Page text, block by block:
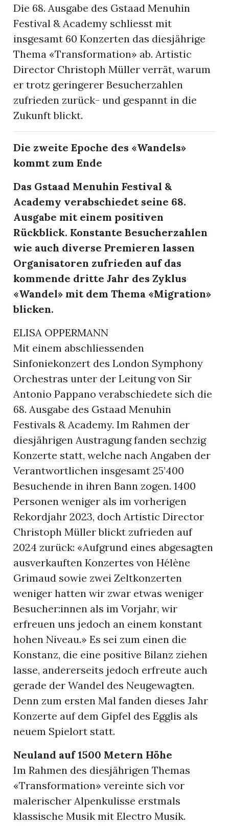
Die 68. Ausgabe des Gstaad Menuhin
Festival & Academy schliesst mit
insgesamt 60 Konzerten das diesjährige
Thema «Transformation» ab. Artistic
Director Christoph Müller verrät, warum
er trotz geringerer Besucherzahlen
zufrieden zurück- und gespannt in die
Zukunft blickt.
Die zweite Epoche des «Wandels»
kommt zum Ende
Das Gstaad Menuhin Festival &
Academy verabschiedet seine 68.
Ausgabe mit einem positiven
Rückblick. Konstante Besucherzahlen
wie auch diverse Premieren lassen
Organisatoren zufrieden auf das
kommende dritte Jahr des Zyklus
«Wandel» mit dem Thema «Migration»
blicken.
ELISA OPPERMANN
Mit einem abschliessenden
Sinfoniekonzert des London Symphony
Orchestras unter der Leitung von Sir
Antonio Pappano verabschiedete sich die
68. Ausgabe des Gstaad Menuhin
Festivals & Academy. Im Rahmen der
diesjährigen Austragung fanden sechzig
Konzerte statt, welche nach Angaben der
Verantwortlichen insgesamt 25’400
Besuchende in ihren Bann zogen. 1400
Personen weniger als im vorherigen
Rekordjahr 2023, doch Artistic Director
Christoph Müller blickt zufrieden auf
2024 zurück: «Aufgrund eines abgesagten
ausverkauften Konzertes von Hélène
Grimaud sowie zwei Zeltkonzerten
weniger hatten wir zwar etwas weniger
Besucher:innen als im Vorjahr, wir
erfreuen uns jedoch an einem konstant
hohen Niveau.» Es sei zum einen die
Konstanz, die eine positive Bilanz ziehen
lasse, andererseits jedoch erfreute auch
gerade der Wandel des Neugewagten.
Denn zum ersten Mal fanden dieses Jahr
Konzerte auf dem Gipfel des Egglis als
neuem Spielort statt.
Neuland auf 1500 Metern Höhe
Im Rahmen des diesjährigen Themas
«Transformation» vereinte sich vor
malerischer Alpenkulisse erstmals
klassische Musik mit Electro Musik.